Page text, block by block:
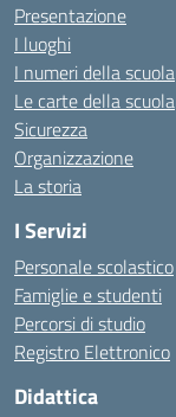
Presentazione
I luoghi
I numeri della scuola
Le carte della scuola
Sicurezza
Organizzazione
La storia
I Servizi
Personale scolastico
Famiglie e studenti
Percorsi di studio
Registro Elettronico
Didattica